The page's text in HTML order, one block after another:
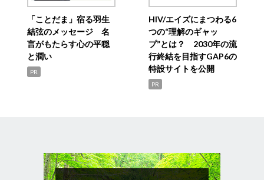
「ことだま」宿る羽生
結弦のメッセージ 名
言がもたらす心の平穏
と潤い
PR
HIV/エイズにまつわる6
つの“理解のギャッ
プ”とは？ 2030年の流
行終結を目指すGAP6の
特設サイトを公開
PR